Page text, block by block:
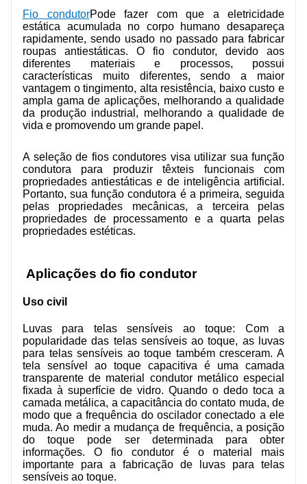
VÍDEOS
Fio condutorPode fazer com que a eletricidade
estática acumulada no corpo humano desapareça
rapidamente, sendo usado no passado para fabricar
roupas antiestáticas. O fio condutor, devido aos
diferentes materiais e processos, possui
características muito diferentes, sendo a maior
vantagem o tingimento, alta resistência, baixo custo e
ampla gama de aplicações, melhorando a qualidade
da produção industrial, melhorando a qualidade de
vida e promovendo um grande papel.
A seleção de fios condutores visa utilizar sua função
condutora para produzir têxteis funcionais com
propriedades antiestáticas e de inteligência artificial.
Portanto, sua função condutora é a primeira, seguida
pelas propriedades mecânicas, a terceira pelas
propriedades de processamento e a quarta pelas
propriedades estéticas.
Aplicações do fio condutor
Uso civil
Luvas para telas sensíveis ao toque: Com a
popularidade das telas sensíveis ao toque, as luvas
para telas sensíveis ao toque também cresceram. A
tela sensível ao toque capacitiva é uma camada
transparente de material condutor metálico especial
fixada à superfície de vidro. Quando o dedo toca a
camada metálica, a capacitância do contato muda, de
modo que a frequência do oscilador conectado a ele
muda. Ao medir a mudança de frequência, a posição
do toque pode ser determinada para obter
informações. O fio condutor é o material mais
importante para a fabricação de luvas para telas
sensíveis ao toque.